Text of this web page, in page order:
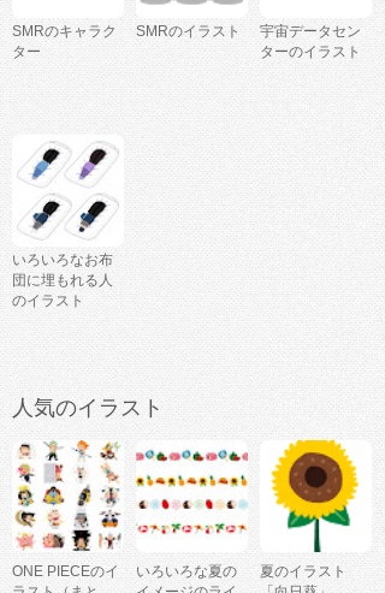
SMRのキャラク
ター
SMRのイラスト
宇宙データセン
ターのイラスト
いろいろなお布
団に埋もれる人
のイラスト
人気のイラスト
ONE PIECEのイ
いろいろな夏の
夏のイラスト